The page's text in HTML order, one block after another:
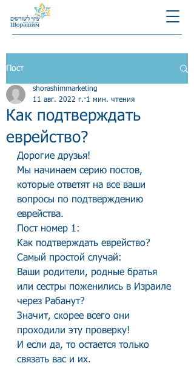
Пост
Как подтверждать
еврейство?
shorashimmarketing
11 авг. 2022 г. 1 мин. чтения
Дорогие друзья!
Мы начинаем серию постов,
которые ответят на все ваши
вопросы по подтверждению
еврейства.
Пост номер 1:
Как подтверждать еврейство?
Самый простой случай:
Ваши родители, родные братья
или сестры поженились в Израиле
через Рабанут?
Значит, скорее всего они
проходили эту проверку!
И если да, то остается только
связать вас и их.